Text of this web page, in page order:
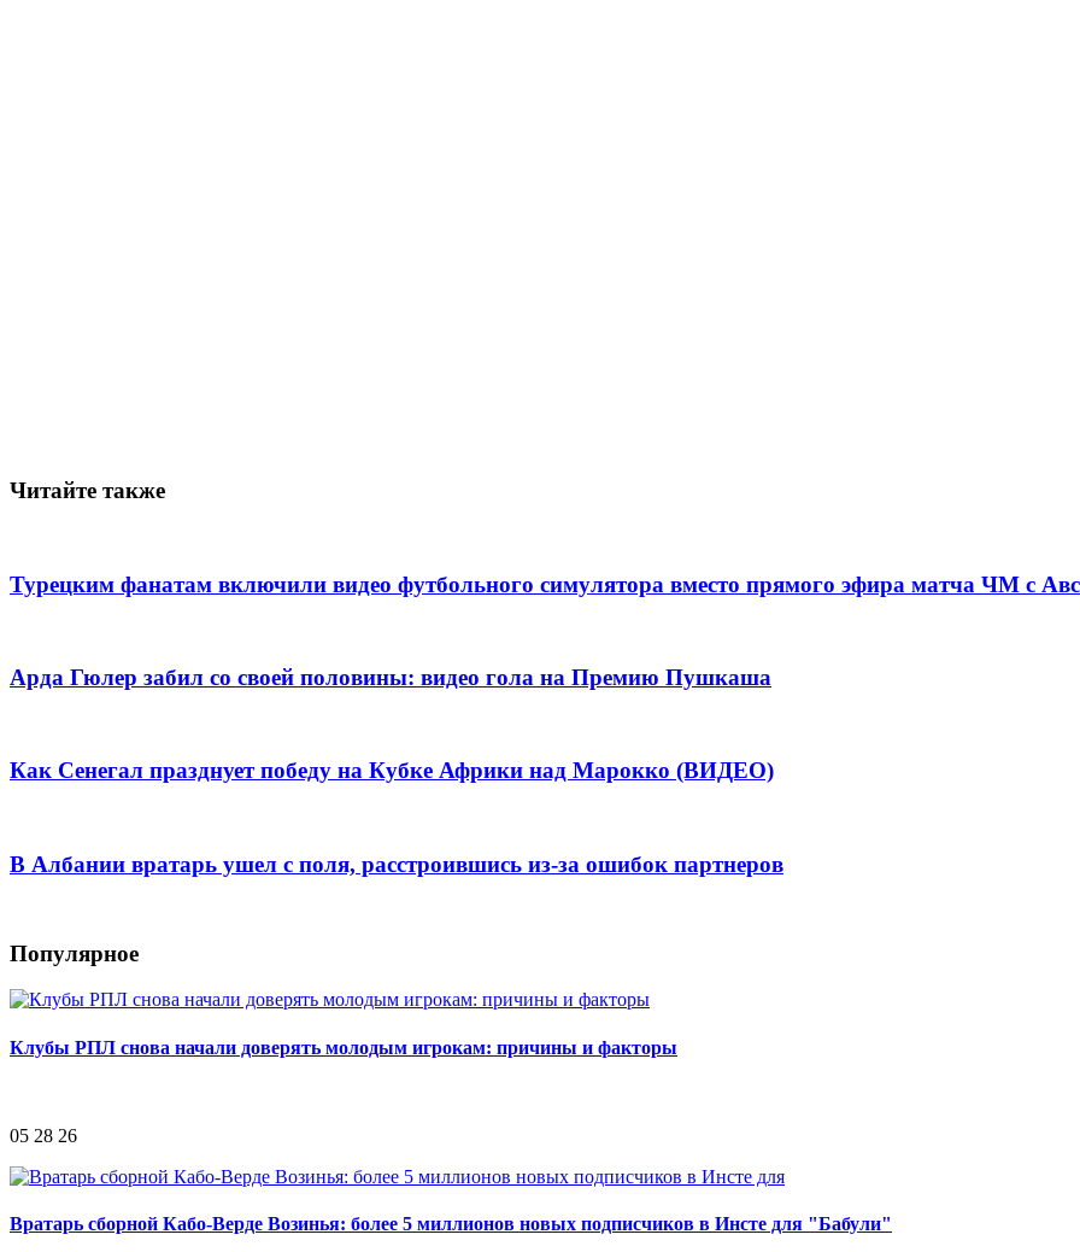
Читайте также
Турецким фанатам включили видео футбольного симулятора вместо прямого эфира матча ЧМ с
Арда Гюлер забил со своей половины: видео гола на Премию Пушкаша
Как Сенегал празднует победу на Кубке Африки над Марокко (ВИДЕО)
В Албании вратарь ушел с поля, расстроившись из-за ошибок партнеров
Популярное
Клубы РПЛ снова начали доверять молодым игрокам: причины и факторы
05 28 26
Вратарь сборной Кабо-Верде Возинья: более 5 миллионов новых подписчиков в Инсте для "Бабули"